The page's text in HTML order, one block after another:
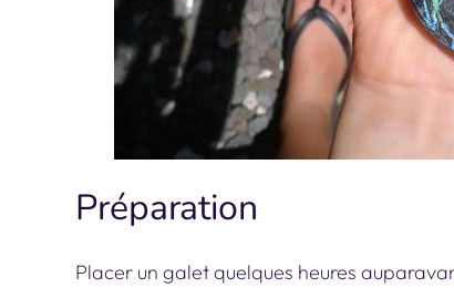
Préparation
Placer un galet quelques heures